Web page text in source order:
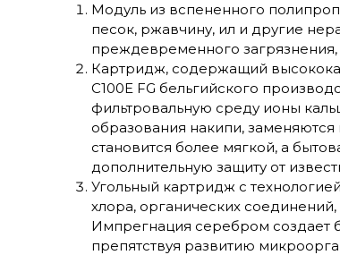
Модуль из вспененного
песок, ржавчину, ил и другие
преждевременного
Картридж, содержащий
C100E FG бельгийского
фильтровальную среду ионы
образования накипи,
становится более мягкой, а
дополнительную защиту от
Угольный картридж с
хлора, органических
Импрегнация серебром создает
препятствуя развитию